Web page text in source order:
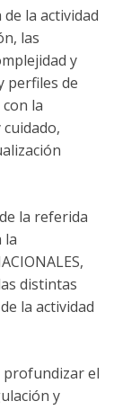
la actividad
las
y
perfiles de
la
la referida
la
distintas
la actividad
profundizar el
y